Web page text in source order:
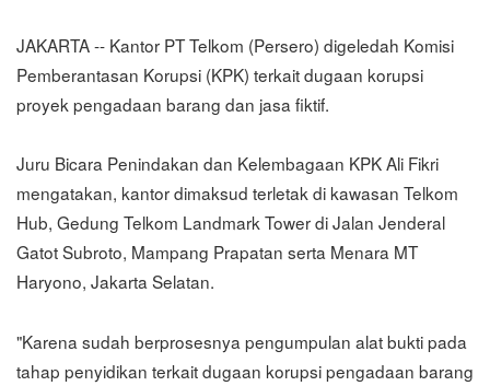
JAKARTA -- Kantor PT Telkom (Persero) digeledah Komisi
Pemberantasan Korupsi (KPK) terkait dugaan korupsi
proyek pengadaan barang dan jasa fiktif.
Juru Bicara Penindakan dan Kelembagaan KPK Ali Fikri
mengatakan, kantor dimaksud terletak di kawasan Telkom
Hub, Gedung Telkom Landmark Tower di Jalan Jenderal
Gatot Subroto, Mampang Prapatan serta Menara MT
Haryono, Jakarta Selatan.
"Karena sudah berprosesnya pengumpulan alat bukti pada
tahap penyidikan terkait dugaan korupsi pengadaan barang